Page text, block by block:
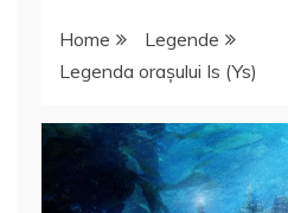
Home
Legende
Legenda oraşului Is (Ys)